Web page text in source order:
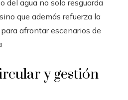
del agua no solo resguarda
que además refuerza la
afrontar escenarios de
y gestión